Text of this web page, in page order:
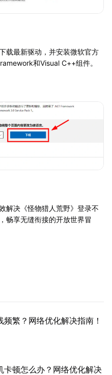
载最新驱动，并安装微软官方
和Visual C++组件。
解决《怪物猎人荒野》登录不
畅享无缝衔接的开放世界冒
频繁？网络优化解决指南！
卡顿怎么办？网络优化解决